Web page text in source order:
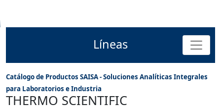
Líneas
Catálogo de Productos SAISA - Soluciones Analíticas Integrales
para Laboratorios e Industria
THERMO SCIENTIFIC